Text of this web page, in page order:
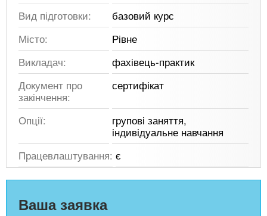
Вид підготовки:
базовий курс
Місто:
Рівне
Викладач:
фахівець-практик
Документ про
закінчення:
сертифікат
Опції:
групові заняття,
індивідуальне навчання
Працевлаштування: є
Ваша заявка